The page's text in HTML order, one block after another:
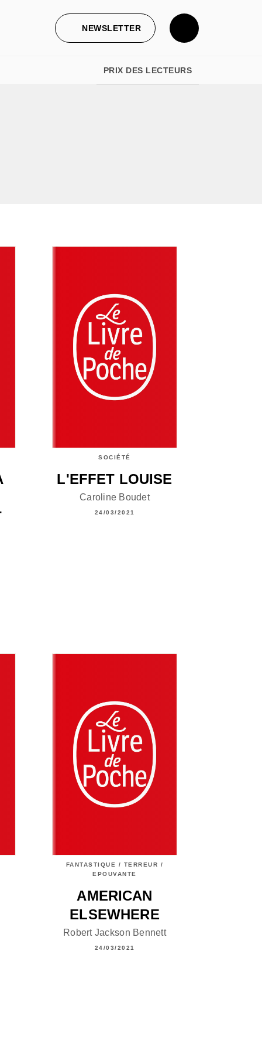
NEWSLETTER
PRIX DES LECTEURS
SOCIÉTÉ
L'EFFET LOUISE
Caroline Boudet
24/03/2021
FANTASTIQUE / TERREUR /
EPOUVANTE
AMERICAN
ELSEWHERE
Robert Jackson Bennett
24/03/2021